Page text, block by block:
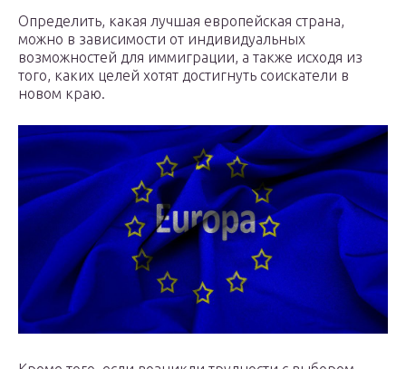
Определить, какая лучшая европейская страна,
можно в зависимости от индивидуальных
возможностей для иммиграции, а также исходя из
того, каких целей хотят достигнуть соискатели в
новом краю.